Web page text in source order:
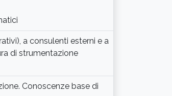
a consulenti esterni e a
di strumentazione
Conoscenze base di